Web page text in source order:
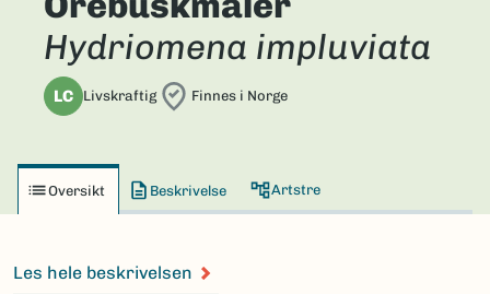
Hydriomena impluviata
LC Livskraftig Finnes i Norge
Oversikt Beskrivelse Artstre
Les hele beskrivelsen